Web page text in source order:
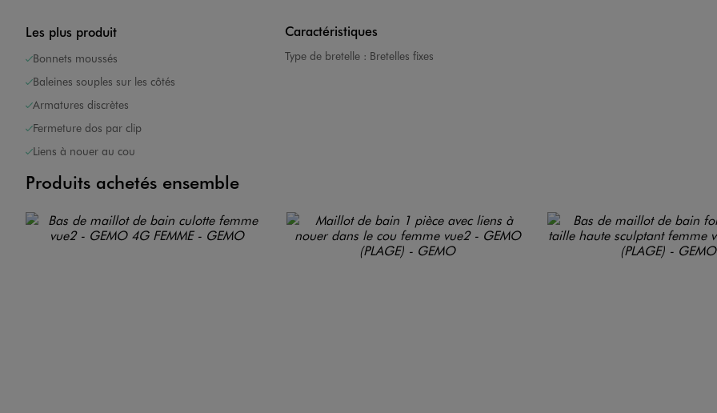
Les plus produit
Bonnets moussés
Baleines souples sur les côtés
Armatures discrètes
Fermeture dos par clip
Liens à nouer au cou
Caractéristiques
Type de bretelle : Bretelles fixes
Produits achetés ensemble